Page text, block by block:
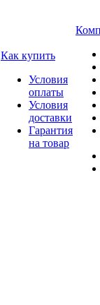
Как купить
Условия
оплаты
Условия
доставки
Гарантия
на товар